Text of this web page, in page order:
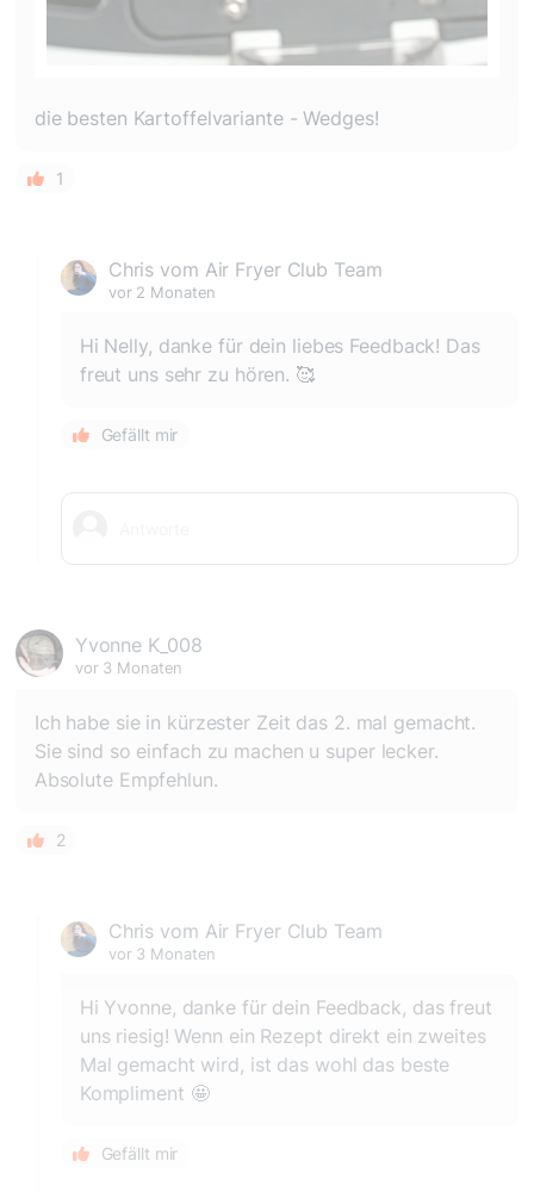
die besten Kartoffelvariante - Wedges!
1
Chris vom Air Fryer Club Team
vor 2 Monaten
Hi Nelly, danke für dein liebes Feedback! Das
freut uns sehr zu hören. 🥰
Gefällt mir
Yvonne K_008
vor 3 Monaten
Ich habe sie in kürzester Zeit das 2. mal gemacht.
Sie sind so einfach zu machen u super lecker.
Absolute Empfehlun.
2
Chris vom Air Fryer Club Team
vor 3 Monaten
Hi Yvonne, danke für dein Feedback, das freut
uns riesig! Wenn ein Rezept direkt ein zweites
Mal gemacht wird, ist das wohl das beste
Kompliment 🤩
Gefällt mir